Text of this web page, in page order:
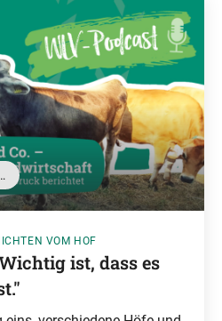
VOM HOF
ist, dass es